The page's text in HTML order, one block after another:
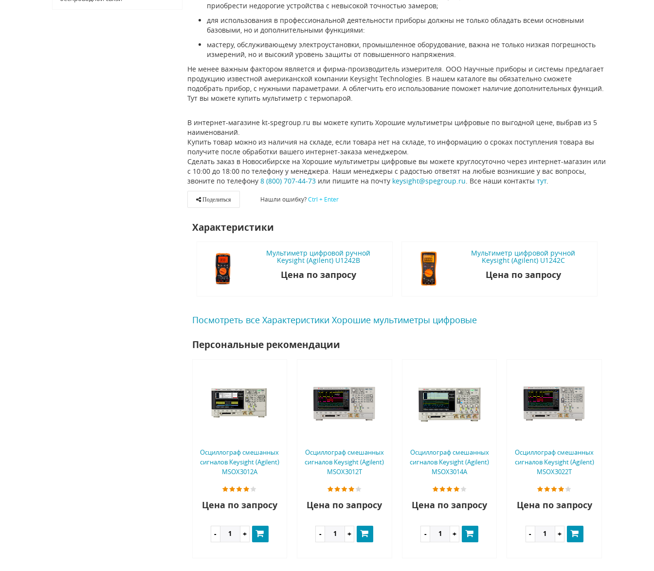
приобрести недорогие устройства с невысокой точностью замеров;
для использования в профессиональной деятельности приборы должны не только обладать всеми основными
базовыми, но и дополнительными функциями:
мастеру, обслуживающему электроустановки, промышленное оборудование, важна не только низкая погрешность
измерений, но и высокий уровень защиты от повышенного напряжения.
Не менее важным фактором является и фирма-производитель измерителя. ООО Научные приборы и системы предлагает
продукцию известной американской компании Keysight Technologies. В нашем каталоге вы обязательно сможете
подобрать прибор, с нужными параметрами. А облегчить его использование поможет наличие дополнительных функций.
Тут вы можете купить мультиметр с термопарой.
В интернет-магазине kt-spegroup.ru вы можете купить Хорошие мультиметры цифровые по выгодной цене, выбрав из 5
наименований.
Купить товар можно из наличия на складе, если товара нет на складе, то информацию о сроках поступления товара вы
получите после обработки вашего интернет-заказа менеджером.
Сделать заказ в Новосибирске на Хорошие мультиметры цифровые вы можете круглосуточно через интернет-магазин или
с 10:00 до 18:00 по телефону у менеджера. Наши менеджеры с радостью ответят на любые возникшие у вас вопросы,
звоните по телефону 8 (800) 707-44-73или пишите на почту keysight@spegroup.ru . Все наши контакты тут.
Поделиться Нашли ошибку?Ctrl + Enter
Характеристики
Мультиметр цифровой ручной
Keysight (Agilent) U1242B
Цена по запросу
Мультиметр цифровой ручной
Keysight (Agilent) U1242C
Цена по запросу
Посмотреть все Характеристики Хорошие мультиметры цифровые
Персональные рекомендации
Осциллограф смешанных
сигналов Keysight (Agilent)
MSOX3012A
Цена по запросу
Осциллограф смешанных
сигналов Keysight (Agilent)
MSOX3012T
Цена по запросу
Осциллограф смешанных
сигналов Keysight (Agilent)
MSOX3014A
Цена по запросу
Осциллограф смешанных
сигналов Keysight (Agilent)
MSOX3022T
Цена по запросу